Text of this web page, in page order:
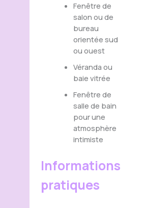
Fenêtre de
salon ou de
bureau
orientée sud
ou ouest
Véranda ou
baie vitrée
Fenêtre de
salle de bain
pour une
atmosphère
intimiste
Informations
pratiques